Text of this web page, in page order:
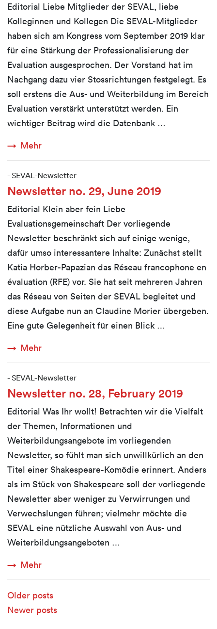
Editorial Liebe Mitglieder der SEVAL, liebe
Kolleginnen und Kollegen Die SEVAL-Mitglieder
haben sich am Kongress vom September 2019 klar
für eine Stärkung der Professionalisierung der
Evaluation ausgesprochen. Der Vorstand hat im
Nachgang dazu vier Stossrichtungen festgelegt. Es
soll erstens die Aus- und Weiterbildung im Bereich
Evaluation verstärkt unterstützt werden. Ein
wichtiger Beitrag wird die Datenbank …
Mehr
- SEVAL-Newsletter
Newsletter no. 29, June 2019
Editorial Klein aber fein Liebe
Evaluationsgemeinschaft Der vorliegende
Newsletter beschränkt sich auf einige wenige,
dafür umso interessantere Inhalte: Zunächst stellt
Katia Horber-Papazian das Réseau francophone en
évaluation (RFE) vor. Sie hat seit mehreren Jahren
das Réseau von Seiten der SEVAL begleitet und
diese Aufgabe nun an Claudine Morier übergeben.
Eine gute Gelegenheit für einen Blick …
Mehr
- SEVAL-Newsletter
Newsletter no. 28, February 2019
Editorial Was Ihr wollt! Betrachten wir die Vielfalt
der Themen, Informationen und
Weiterbildungsangebote im vorliegenden
Newsletter, so fühlt man sich unwillkürlich an den
Titel einer Shakespeare-Komödie erinnert. Anders
als im Stück von Shakespeare soll der vorliegende
Newsletter aber weniger zu Verwirrungen und
Verwechslungen führen; vielmehr möchte die
SEVAL eine nützliche Auswahl von Aus- und
Weiterbildungsangeboten …
Mehr
Posts navigation
Older posts
Newer posts